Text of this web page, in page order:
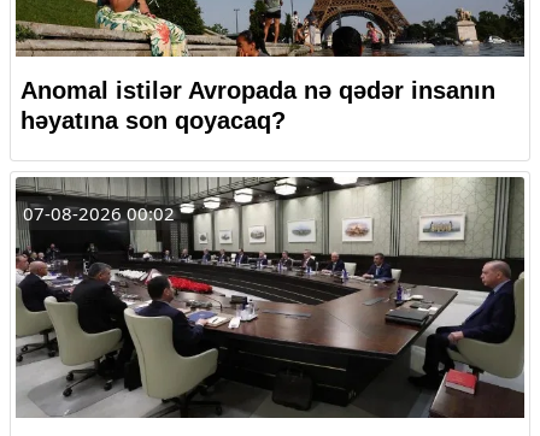
Anomal istilər Avropada nə qədər insanın
həyatına son qoyacaq?
07-08-2026 00:02